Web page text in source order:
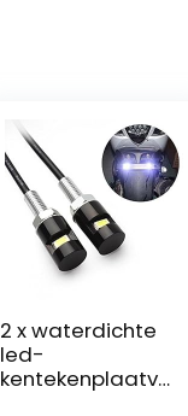
2 x waterdichte
led-
kentekenplaatv